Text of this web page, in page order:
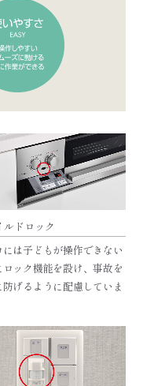
ルドロック
には子どもが操作できない
ロック機能を設け、事故を
防げるように配慮していま